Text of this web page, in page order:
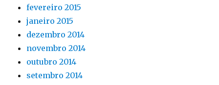
fevereiro 2015
janeiro 2015
dezembro 2014
novembro 2014
outubro 2014
setembro 2014